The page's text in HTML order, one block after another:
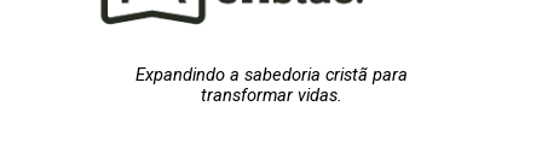
Expandindo a sabedoria cristã para
transformar vidas.